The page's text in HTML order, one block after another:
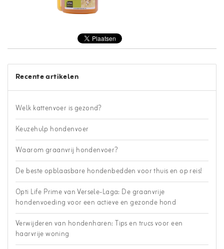
Recente artikelen
Welk kattenvoer is gezond?
Keuzehulp hondenvoer
Waarom graanvrij hondenvoer?
De beste opblaasbare hondenbedden voor thuis en op reis!
Opti Life Prime van Versele-Laga: De graanvrije
hondenvoeding voor een actieve en gezonde hond
Verwijderen van hondenharen: Tips en trucs voor een
haarvrije woning